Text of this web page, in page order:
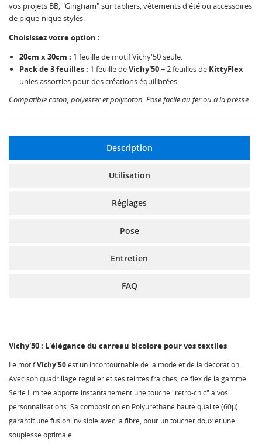
vos projets BB, "Gingham" sur tabliers, vêtements d'été ou accessoires
de pique-nique stylés.
Choisissez votre option :
20cm x 30cm : 1 feuille de motif Vichy'50 seule.
Pack de 3 feuilles : 1 feuille deVichy'50+ 2 feuilles de KittyFlex
unies assorties pour des créations équilibrées.
Compatible coton, polyester et polycoton. Pose facile au fer ou à la presse.
Description
Utilisation
Réglages
Pose
Entretien
FAQ
Vichy'50 : L'élégance du carreau bicolore pour vos textiles
Le motifVichy'50est un incontournable de la mode et de la décoration.
Avec son quadrillage régulier et ses teintes fraîches, ce flex de la gamme
Série Limitée apporte instantanément une touche "rétro-chic" à vos
personnalisations. Sa composition en Polyuréthane haute qualité (60µ)
garantit une fusion invisible avec la fibre, pour un toucher doux et une
souplesse optimale.